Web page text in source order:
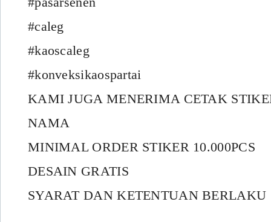
#caleg
#kaoscaleg
#konveksikaospartai
KAMI JUGA MENERIMA CETAK
NAMA
MINIMAL ORDER STIKER 10.000PCS
DESAIN GRATIS
SYARAT DAN KETENTUAN BERLAKU